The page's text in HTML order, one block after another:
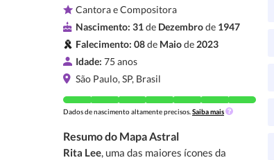
Cantora e Compositora
Nascimento: 31de Dezembrode 1947
Falecimento: 08de Maiode 2023
Idade: 75 anos
São Paulo, SP, Brasil
Dados de nascimento altamente precisos. Saiba mais
Resumo do Mapa Astral
Rita Lee, uma das maiores ícones da